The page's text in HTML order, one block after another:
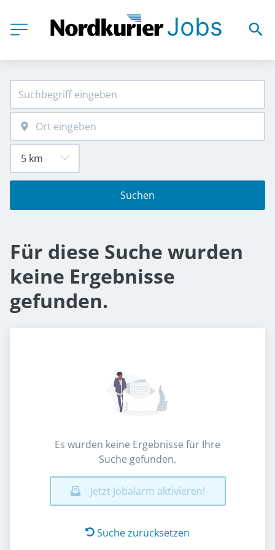
Suchen
Für diese Suche wurden
keine Ergebnisse
gefunden.
Es wurden keine Ergebnisse für Ihre
Suche gefunden.
Jetzt Jobalarm aktivieren!
Suche zurücksetzen